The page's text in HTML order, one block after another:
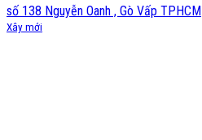
số 138 Nguyễn Oanh , Gò Vấp TPHCM
Xây mới